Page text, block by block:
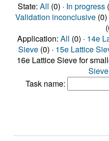
State: All (0) · In progress
Validation inconclusive(0)
Application: All (0) · 14e
Sieve (0) · 15e Lattice
16e Lattice Sieve for
Task name: